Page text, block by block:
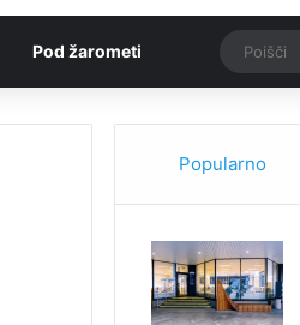
Pod žarometi
Popularno